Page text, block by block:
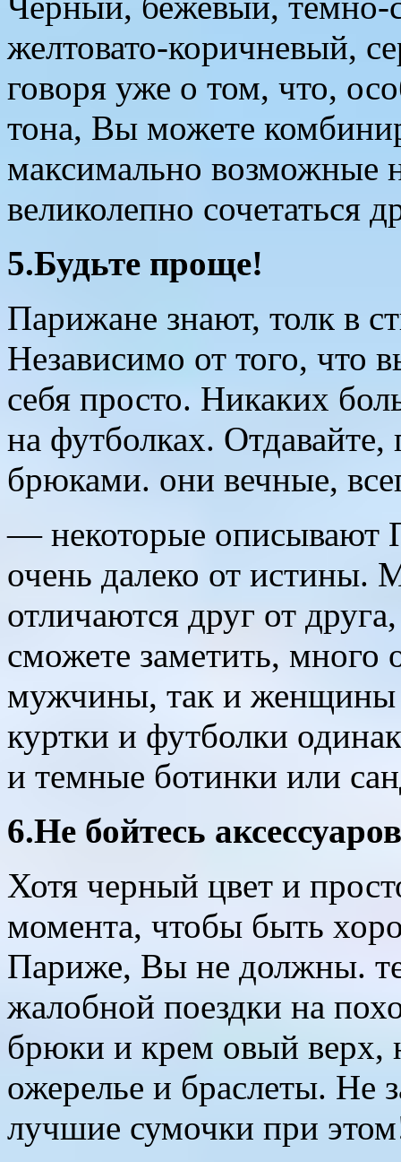
желтовато-коричневый,
говоря уже о том, что,
тона, Вы можете
максимально возможные
великолепно сочетаться
5.Будьте проще!
Парижане знают, толк в
Независимо от того, что
себя просто. Никаких
на футболках.
брюками. они вечные,
— некоторые описывают
очень далеко от
отличаются друг от
сможете заметить,
мужчины, так и женщины
куртки и футболки
и темные ботинки или
6.Не бойтесь
Хотя черный цвет и
момента, чтобы быть
Париже, Вы не должны.
жалобной поездки на
брюки и крем овый верх,
ожерелье и браслеты. Не
лучшие сумочки при